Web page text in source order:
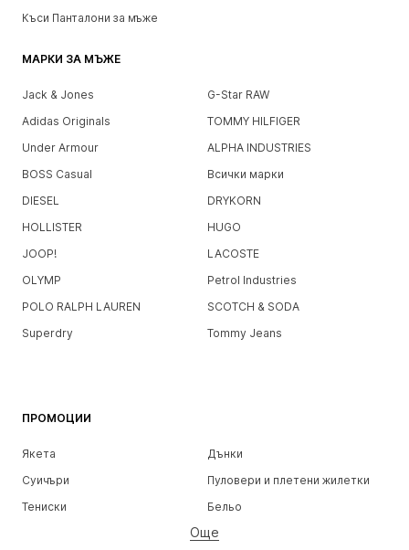
Къси Панталони за мъже
МАРКИ ЗА МЪЖЕ
Jack & Jones
G-Star RAW
Adidas Originals
TOMMY HILFIGER
Under Armour
ALPHA INDUSTRIES
BOSS Casual
Всички марки
DIESEL
DRYKORN
HOLLISTER
HUGO
JOOP!
LACOSTE
OLYMP
Petrol Industries
POLO RALPH LAUREN
SCOTCH & SODA
Superdry
Tommy Jeans
ПРОМОЦИИ
Якета
Дънки
Суичъри
Пуловери и плетени жилетки
Тениски
Бельо
Ризи
Още